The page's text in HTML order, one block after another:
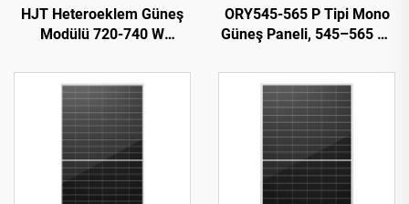
HJT Heteroeklem Güneş
Modülü 720-740 W
%23,82 Verimlilik
ORY545-565 P Tipi Mono
Güneş Paneli, 545–565 W,
Fotovoltaik Sistem
Kullanımı